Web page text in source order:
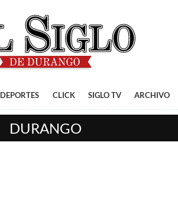
DEPORTES CLICK SIGLO TV ARCHIVO
DURANGO